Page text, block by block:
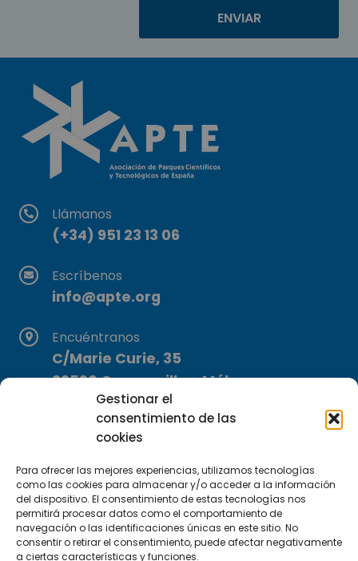
Gestionar el
consentimiento de las
cookies
Para ofrecer las mejores experiencias, utilizamos tecnologías
como las cookies para almacenar y/o acceder a la información
del dispositivo. El consentimiento de estas tecnologías nos
permitirá procesar datos como el comportamiento de
navegación o las identificaciones únicas en este sitio. No
consentir o retirar el consentimiento, puede afectar negativamente
a ciertas características y funciones.
Llámanos
(+34) 951 23 13 06
Escríbenos
info@apte.org
Encuéntranos
C/Marie Curie, 35
29590 Campanillas, Málaga
Suscríbete a nuestra Newsletter
SUSCRÍBETE AQUÍ